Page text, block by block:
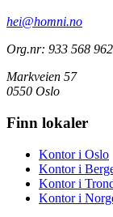
hei@homni.no
Org.nr: 933 568 962
Markveien 57
0550 Oslo
Finn lokaler
Kontor i Oslo
Kontor i
Kontor i
Kontor i